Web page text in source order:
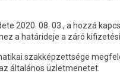
2020. 08. 03., a hozzá
a határideje a záró
szakképzettsége
általános üzletmenetet.